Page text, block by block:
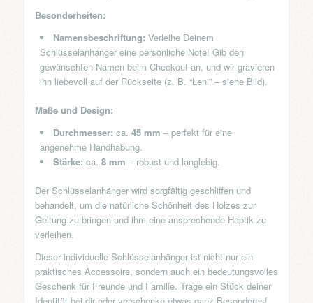
Besonderheiten:
Namensbeschriftung: Verleihe Deinem
Schlüsselanhänger eine persönliche Note! Gib den
gewünschten Namen beim Checkout an, und wir gravieren
ihn liebevoll auf der Rückseite (z. B. “Leni” – siehe Bild).
Maße und Design:
Durchmesser: ca. 45 mm – perfekt für eine
angenehme Handhabung.
Stärke: ca. 8 mm – robust und langlebig.
Der Schlüsselanhänger wird sorgfältig geschliffen und
behandelt, um die natürliche Schönheit des Holzes zur
Geltung zu bringen und ihm eine ansprechende Haptik zu
verleihen.
Dieser individuelle Schlüsselanhänger ist nicht nur ein
praktisches Accessoire, sondern auch ein bedeutungsvolles
Geschenk für Freunde und Familie. Trage ein Stück deiner